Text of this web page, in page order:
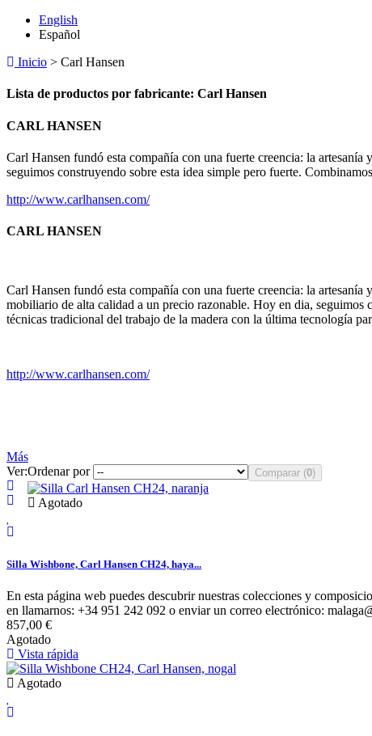
English
Español
Inicio > Carl Hansen
Lista de productos por fabricante: Carl Hansen
CARL HANSEN
Carl Hansen fundó esta compañía con una fuerte creencia: la
seguimos construyendo sobre esta idea simple pero fuerte.
http://www.carlhansen.com/
CARL HANSEN
Carl Hansen fundó esta compañía con una fuerte creencia: la
mobiliario de alta calidad a un precio razonable. Hoy en dia, seguimos
técnicas tradicional del trabajo de la madera con la última tecnología
http://www.carlhansen.com/
Más
Ver:Ordenar por Comparar (0)
Agotado
Silla Wishbone, Carl Hansen CH24, haya...
En esta página web puedes descubrir nuestras colecciones y
en llamarnos: +34 951 242 092 o enviar un correo electrónico:
857,00 €
Agotado
Vista rápida
Agotado